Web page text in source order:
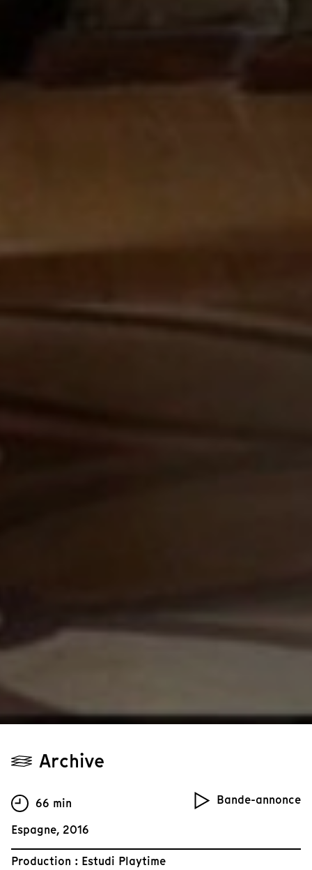
Archive
Bande-annonce
66 min
Espagne, 2016
Production : Estudi Playtime